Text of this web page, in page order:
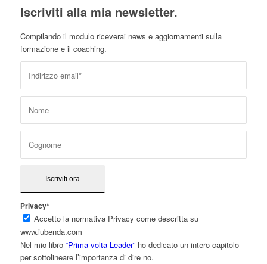
Iscriviti alla mia newsletter.
Compilando il modulo riceverai news e aggiornamenti sulla
formazione e il coaching.
Privacy*
Accetto la normativa Privacy come descritta su
www.iubenda.com
Nel mio libro“Prima volta Leader” ho dedicato un intero capitolo
per sottolineare l’importanza di dire no.